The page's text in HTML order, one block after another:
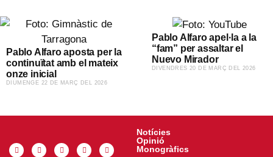
Pablo Alfaro aposta per la
continuïtat amb el mateix
onze inicial
​DIUMENGE 22 DE MARÇ DEL 2026
Pablo Alfaro apel·la a la
“fam” per assaltar el
Nuevo Mirador
​DIVENDRES 20 DE MARÇ DEL 2026
Notícies
Opinió
Monogràfics